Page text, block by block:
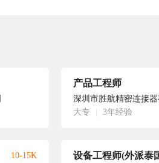
产品工程师
深圳市胜航精密连接
大专
3年经验
10-15K 设备工程师(外派泰